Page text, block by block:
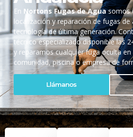
En Nortons Fugas de Aguasomos
localización y reparación de fugas
tecnología de última generación.
técnico especializado disponible las
y reparamos cualquier fuga oculta en
comunidad, piscina o empresa de
Llámanos